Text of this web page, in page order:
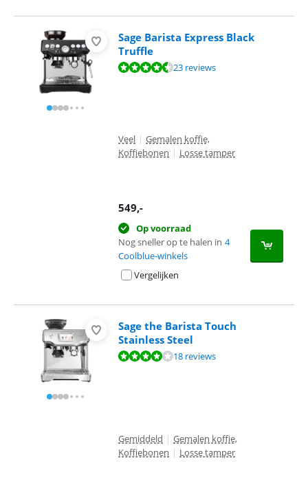
Sage Barista Express Black
Truffle
Beoordeling is 9,1 van de 10, gebaseerd op 23 reviews.
23 reviews
Veel | Gemalen koffie,
Koffiebonen | Losse tamper
549,-
Op voorraad
Nog sneller op te halen in 4
Coolblue-winkels
Vergelijken
Sage the Barista Touch
Stainless Steel
Beoordeling is 8,4 van de 10, gebaseerd op 18 reviews.
18 reviews
Gemiddeld | Gemalen koffie,
Koffiebonen | Losse tamper